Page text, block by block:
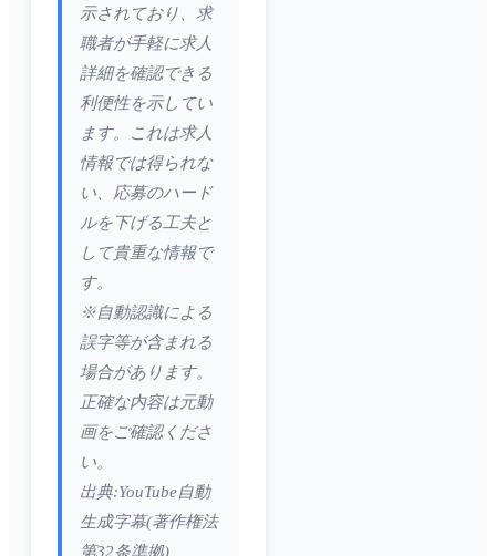
示されており、求
職者が手軽に求人
詳細を確認できる
利便性を示してい
ます。これは求人
情報では得られな
い、応募のハード
ルを下げる工夫と
して貴重な情報で
す。
※自動認識による
誤字等が含まれる
場合があります。
正確な内容は元動
画をご確認くださ
い。
出典:YouTube自動
生成字幕(著作権法
第32条準拠)